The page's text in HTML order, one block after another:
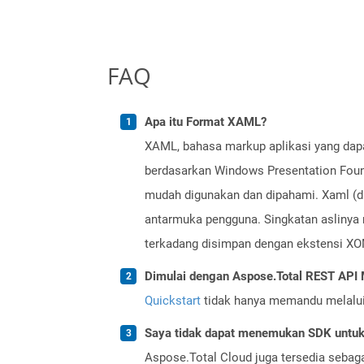
FAQ
Apa itu Format XAML?
XAML, bahasa markup aplikasi yang
berdasarkan Windows Presentation
mudah digunakan dan dipahami. Xaml
antarmuka pengguna. Singkatan
terkadang disimpan dengan ekstensi
Dimulai dengan Aspose.Total REST
Quickstart tidak hanya memandu
Saya tidak dapat menemukan SDK
Aspose.Total Cloud juga tersedia